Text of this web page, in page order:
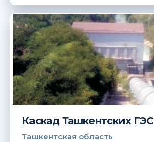
Каскад Ташкентских ГЭС
Ташкентская область